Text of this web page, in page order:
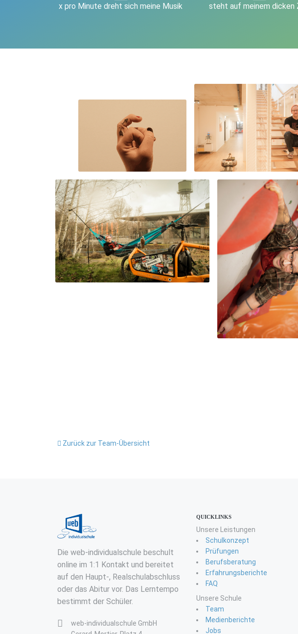
x pro Minute dreht sich meine Musik steht auf meinem dicken
Zurück zur Team-Übersicht
Die web-individualschule beschult
online im 1:1 Kontakt und bereitet
auf den Haupt-, Realschulabschluss
oder das Abitur vor. Das Lerntempo
bestimmt der Schüler.
web-individualschule GmbH
QUICKLINKS
Unsere Leistungen
Schulkonzept
Prüfungen
Berufsberatung
Erfahrungsberichte
FAQ
Unsere Schule
Team
Medienberichte
Jobs